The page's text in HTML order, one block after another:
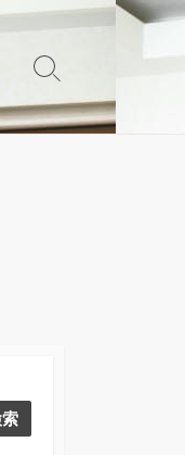
検
索
切